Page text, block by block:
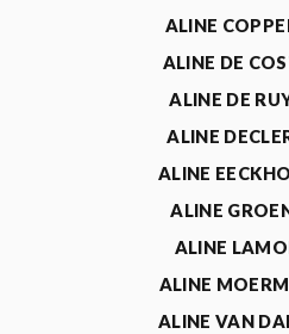
ALINE
ALINE DE
ALINE DE
ALINE
ALINE
ALINE
ALINE
ALINE
ALINE VAN